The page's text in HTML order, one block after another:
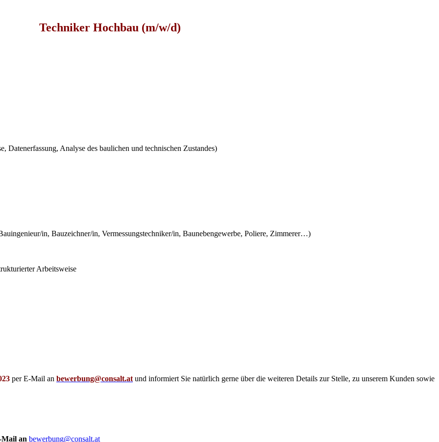
Techniker Hochbau (m/w/d)
Datenerfassung, Analyse des baulichen und technischen Zustandes)
in, Bauzeichner/in, Vermessungstechniker/in, Baunebengewerbe, Poliere, Zimmerer…)
Arbeitsweise
23 per E-Mail an bewerbung@consalt.at und informiert Sie natürlich gerne über die weiteren Details zur Stelle, zu unserem Kunden sowie
Mail an bewerbung@consalt.at